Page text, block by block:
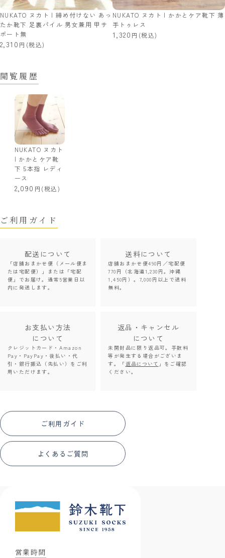
NUKATO ヌカト | 締め付けない あっ
たか靴下 足裏パイル 男女兼用 甲サ
ポート無
2,310 (税込)
NUKATO ヌカト | かかとケア靴下 薄
手トゥレス
1,320 (税込)
閲覧履歴
NUKATO ヌカト
| かかとケア靴
下 5本指 レディ
ース
2,090 (税込)
ご利用ガイド
配送について
「店舗おまかせ便（メール便ま
たは宅配便）」または「宅配
便」でお届け。通常5営業日以
内に発送します。
送料について
店舗おまかせ便490円／宅配便
770円（北海道1,230円。沖縄
1,450円）。7,000円以上で送料
無料。
お支払い方法
について
クレジットカード・Amazon
Pay・PayPay・後払い・代
引・銀行振込（先払い）をご利
用いただけます。
返品・キャンセル
について
未開封品に限り返品可。手数料
等が発生する場合がございま
す。「返品について 」をご確認
ください。
ご利用ガイド
よくあるご質問
営業時間